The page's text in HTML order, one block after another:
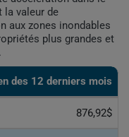
la valeur de
aux zones inondables
plus grandes et
des 12 derniers mois
876,92$